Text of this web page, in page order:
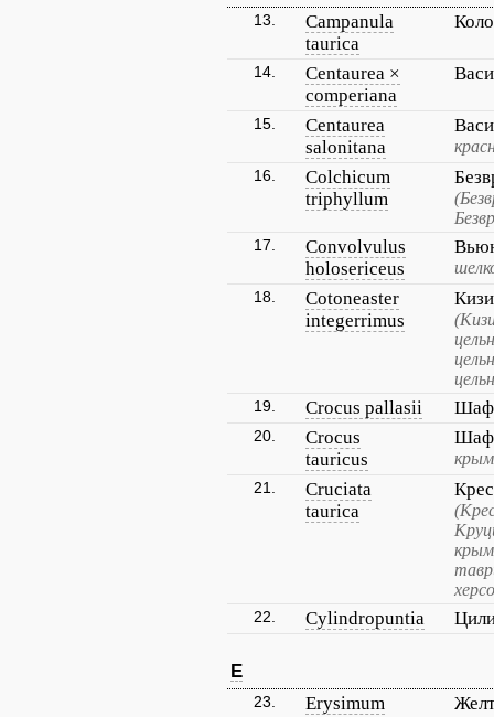
13.
Campanula
taurica
14.
Centaurea ×
comperiana
15.
Centaurea
salonitana
16.
Colchicum
triphyllum
17.
Convolvulus
holosericeus
18.
Cotoneaster
integerrimus
19. Crocus pallasii
20.
Crocus
tauricus
21.
Cruciata
taurica
22. Cylindropuntia
E
23.
Erysimum